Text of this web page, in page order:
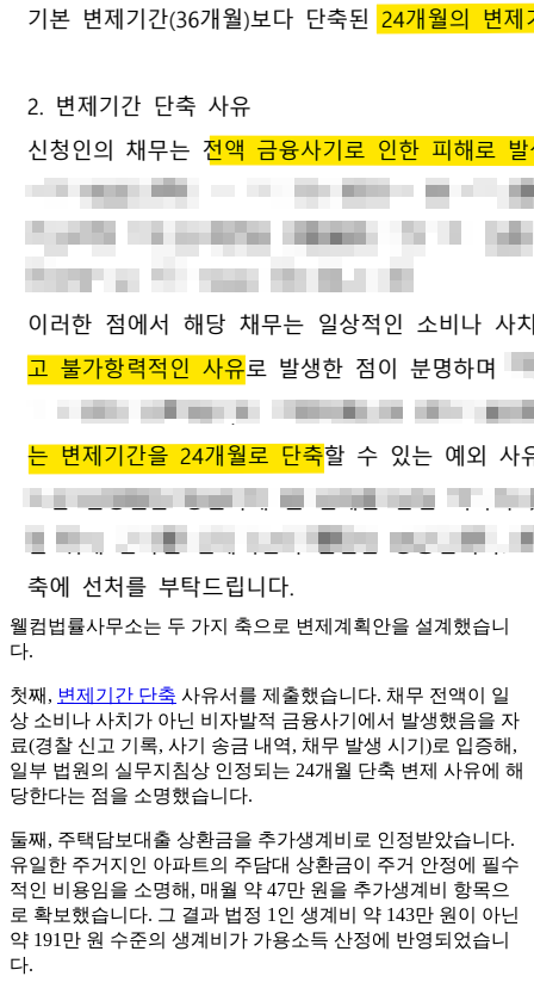
웰컴법률사무소는 두 가지 축으로 변제계획안을 설계했습니
다.
첫째, 변제기간 단축 사유서를 제출했습니다. 채무 전액이 일
상 소비나 사치가 아닌 비자발적 금융사기에서 발생했음을 자
료(경찰 신고 기록, 사기 송금 내역, 채무 발생 시기)로 입증해,
일부 법원의 실무지침상 인정되는 24개월 단축 변제 사유에 해
당한다는 점을 소명했습니다.
둘째, 주택담보대출 상환금을 추가생계비로 인정받았습니다.
유일한 주거지인 아파트의 주담대 상환금이 주거 안정에 필수
적인 비용임을 소명해, 매월 약 47만 원을 추가생계비 항목으
로 확보했습니다. 그 결과 법정 1인 생계비 약 143만 원이 아닌
약 191만 원 수준의 생계비가 가용소득 산정에 반영되었습니
다.